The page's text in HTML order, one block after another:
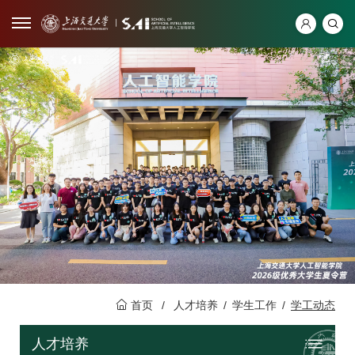
首页 / 人才培养 / 学生工作 / 学工动态
人才培养